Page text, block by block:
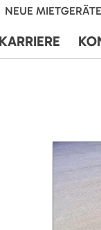
NEUE MIETGERÄTE
KARRIERE